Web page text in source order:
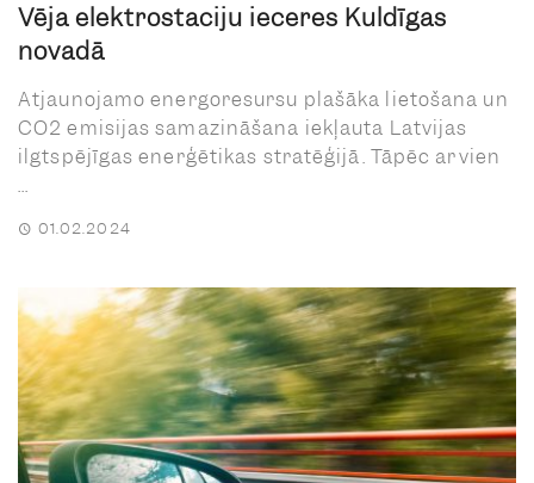
Vēja elektrostaciju ieceres Kuldīgas
novadā
Atjaunojamo energoresursu plašāka lietošana un
CO2 emisijas samazināšana iekļauta Latvijas
ilgtspējīgas enerģētikas stratēģijā. Tāpēc arvien
...
01.02.2024